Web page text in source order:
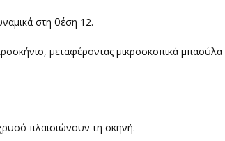
στη θέση 12.
μεταφέροντας μικροσκοπικά
πλαισιώνουν τη σκηνή.